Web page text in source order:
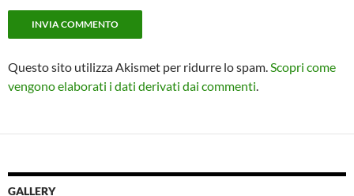
Questo sito utilizza Akismet per ridurre lo spam.Scopri come
vengono elaborati i dati derivati dai commenti.
GALLERY